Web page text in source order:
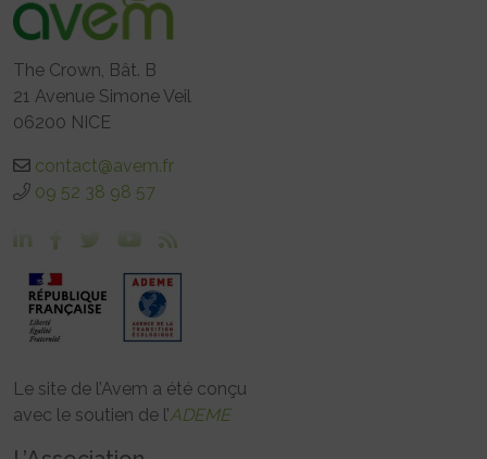
The Crown, Bât. B
21 Avenue Simone Veil
06200 NICE
contact@avem.fr
09 52 38 98 57
Le site de l’Avem a été conçu
avec le soutien de l’ADEME